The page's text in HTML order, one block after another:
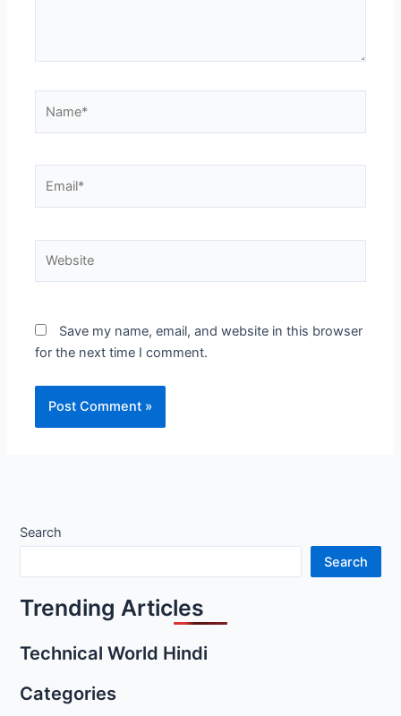
Save my name, email, and website in this browser
for the next time I comment.
Search
Search
Trending Articles
Technical World Hindi
Categories